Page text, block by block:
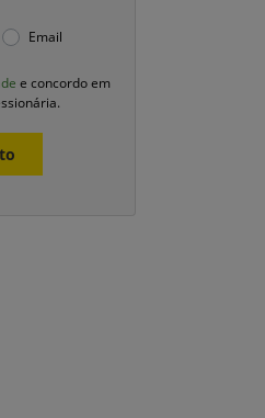
Email
e concordo em